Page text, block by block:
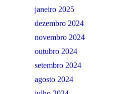
janeiro 2025
dezembro 2024
novembro 2024
outubro 2024
setembro 2024
agosto 2024